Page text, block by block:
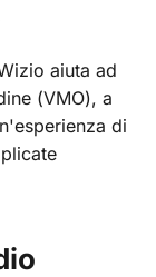
aiuta ad
(VMO), a
di